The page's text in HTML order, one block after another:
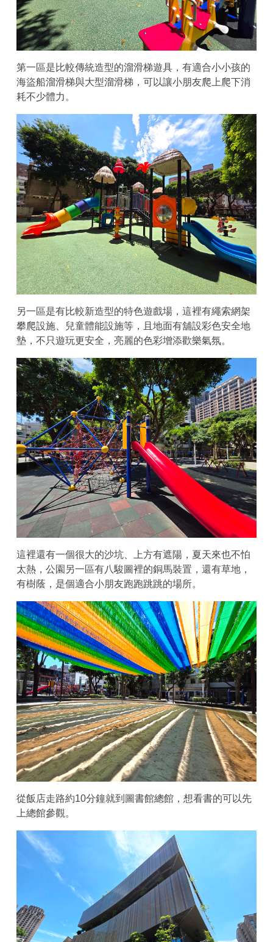
第一區是比較傳統造型的溜滑梯遊具，有適合小小孩的
海盜船溜滑梯與大型溜滑梯，可以讓小朋友爬上爬下消
耗不少體力。
另一區是有比較新造型的特色遊戲場，這裡有繩索網架
攀爬設施、兒童體能設施等，且地面有舖設彩色安全地
墊，不只遊玩更安全，亮麗的色彩增添歡樂氣氛。
這裡還有一個很大的沙坑、上方有遮陽，夏天來也不怕
太熱，公園另一區有八駿圖裡的銅馬裝置，還有草地，
有樹蔭，是個適合小朋友跑跑跳跳的場所。
從飯店走路約10分鐘就到圖書館總館，想看書的可以先
上總館參觀。